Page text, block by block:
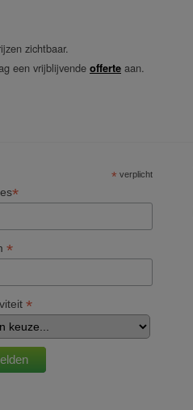
zichtbaar.
een vrijblijvende offerte aan.
* verplicht
*
*
*